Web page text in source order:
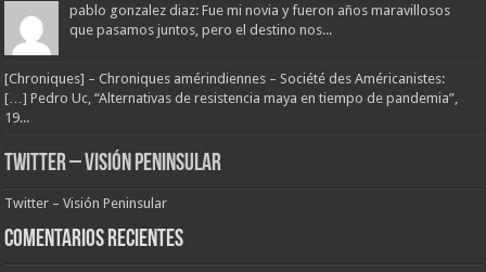
pablo gonzalez diaz: Fue mi novia y fueron años maravillosos
que pasamos juntos, pero el destino nos...
[Chroniques] – Chroniques amérindiennes – Société des Américanistes:
[…] Pedro Uc, “Alternativas de resistencia maya en tiempo de pandemia”,
19...
Twitter – Visión Peninsular
Twitter – Visión Peninsular
Comentarios Recientes